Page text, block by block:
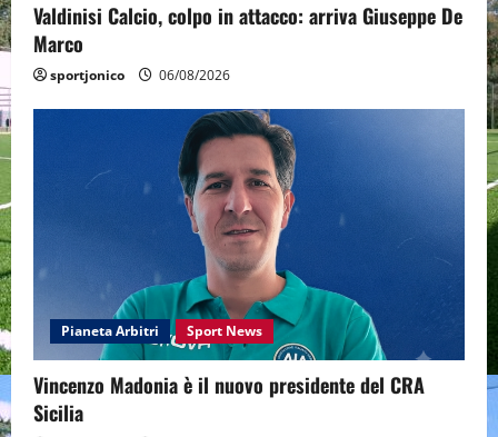
Valdinisi Calcio, colpo in attacco: arriva Giuseppe De
Marco
sportjonico 06/08/2026
Pianeta Arbitri Sport News
Vincenzo Madonia è il nuovo presidente del CRA
Sicilia